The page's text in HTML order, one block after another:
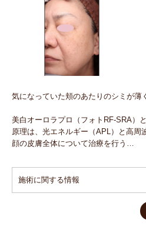
気になっていた頬のあたりのシミが薄
美白オーロラプロ（フォトRF-SRA）
原理は、光エネルギー（APL）と高周
顔の皮膚全体について治療を行う…
施術に関する情報